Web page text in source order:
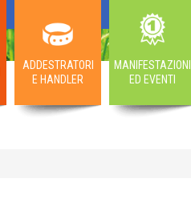
ADDESTRATORI
E HANDLER
MANIFESTAZIONI
ED EVENTI